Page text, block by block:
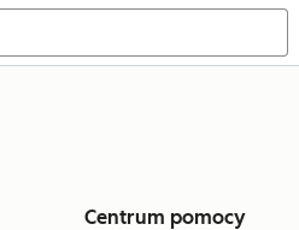
Centrum pomocy